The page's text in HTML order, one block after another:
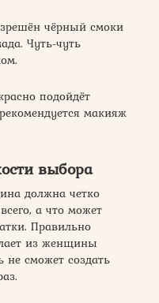
чёрный смоки
Чуть-чуть
подойдёт
макияж
выбора
должна четко
а что может
Правильно
из женщины
не сможет создать